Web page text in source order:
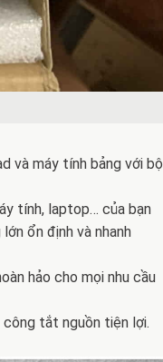
và máy tính bảng với bộ
tính, laptop… của bạn
ổn định và nhanh
hảo cho mọi nhu cầu
tắt nguồn tiện lợi.